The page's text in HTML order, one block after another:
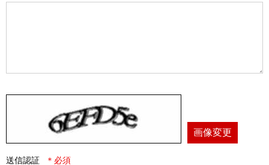
画像変更
送信認証